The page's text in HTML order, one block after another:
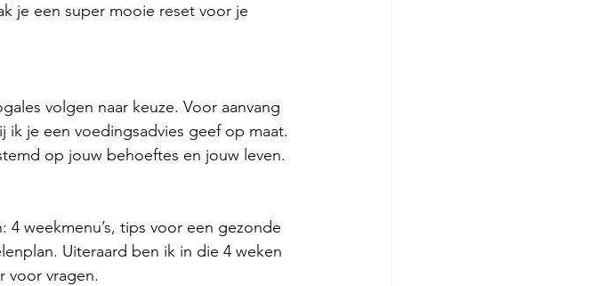
je een super mooie reset voor je
volgen naar keuze. Voor aanvang
ik je een voedingsadvies geef op maat.
op jouw behoeftes en jouw leven.
weekmenu’s, tips voor een gezonde
Uiteraard ben ik in die 4 weken
voor vragen.